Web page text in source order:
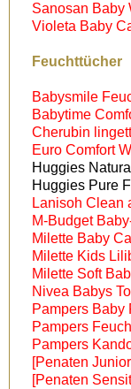
Sanosan Baby
Violeta Baby
Feuchttücher
Babysmile
Babytime
Cherubin
Euro Comfort
Huggies
Huggies Pure
Lanisoh Clean
M-Budget
Milette Baby
Milette Kids
Milette Soft
Nivea Babys
Pampers Baby
Pampers
Pampers
[Penaten
[Penaten